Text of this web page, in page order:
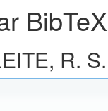
BibTeX
R. S.